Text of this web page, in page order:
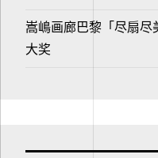
嵩嶋画廊巴黎「尽扇尽
大奖